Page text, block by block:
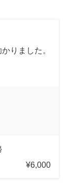
りました。
¥6,000